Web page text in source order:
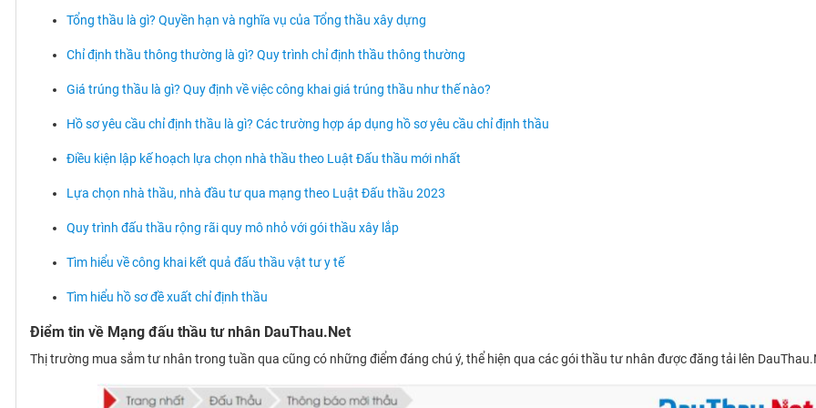
Tổng thầu là gì? Quyền hạn và nghĩa vụ của Tổng thầu xây dựng
Chỉ định thầu thông thường là gì? Quy trình chỉ định thầu thông thường
Giá trúng thầu là gì? Quy định về việc công khai giá trúng thầu như thế nào?
Hồ sơ yêu cầu chỉ định thầu là gì? Các trường hợp áp dụng hồ sơ yêu cầu chỉ định thầu
Điều kiện lập kế hoạch lựa chọn nhà thầu theo Luật Đấu thầu mới nhất
Lựa chọn nhà thầu, nhà đầu tư qua mạng theo Luật Đấu thầu 2023
Quy trình đấu thầu rộng rãi quy mô nhỏ với gói thầu xây lắp
Tìm hiểu về công khai kết quả đấu thầu vật tư y tế
Tìm hiểu hồ sơ đề xuất chỉ định thầu
Điểm tin về Mạng đấu thầu tư nhân DauThau.Net
Thị trường mua sắm tư nhân trong tuần qua cũng có những điểm đáng chú ý, thể hiện qua các gói thầu tư nhân được đăng tải lên